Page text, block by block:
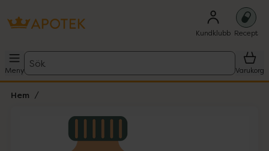
Kundklubb Recept
Meny
Sök
Varukorg
Hem
Lista: . Innehåller 1 objekt.